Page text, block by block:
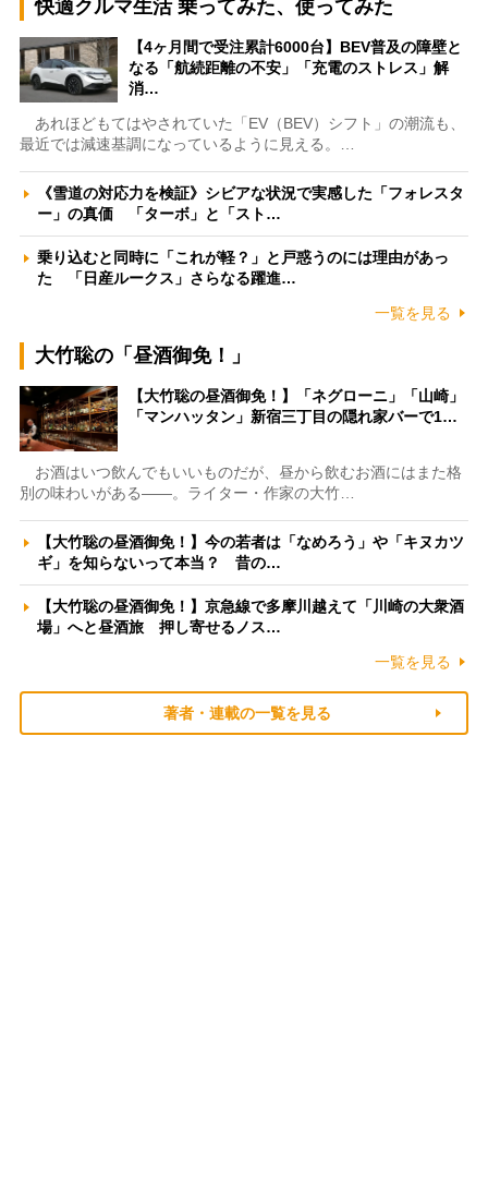
快適クルマ生活 乗ってみた、使ってみた
【4ヶ月間で受注累計6000台】BEV普及の障壁と
なる「航続距離の不安」「充電のストレス」解
消…
あれほどもてはやされていた「EV（BEV）シフト」の潮流も、
最近では減速基調になっているように見える。…
《雪道の対応力を検証》シビアな状況で実感した「フォレスタ
ー」の真価 「ターボ」と「スト…
乗り込むと同時に「これが軽？」と戸惑うのには理由があっ
た 「日産ルークス」さらなる躍進…
一覧を見る
大竹聡の「昼酒御免！」
【大竹聡の昼酒御免！】「ネグローニ」「山崎」
「マンハッタン」新宿三丁目の隠れ家バーで1…
お酒はいつ飲んでもいいものだが、昼から飲むお酒にはまた格
別の味わいがある――。ライター・作家の大竹…
【大竹聡の昼酒御免！】今の若者は「なめろう」や「キヌカツ
ギ」を知らないって本当？ 昔の…
【大竹聡の昼酒御免！】京急線で多摩川越えて「川崎の大衆酒
場」へと昼酒旅 押し寄せるノス…
一覧を見る
著者・連載の一覧を見る